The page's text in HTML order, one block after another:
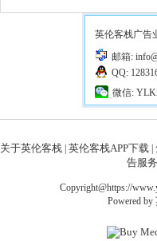
英伦客栈广告
邮箱:
QQ:
微信:
关于英伦客栈 英伦客栈APP下载
告服务
Copyright@https://
Powered by